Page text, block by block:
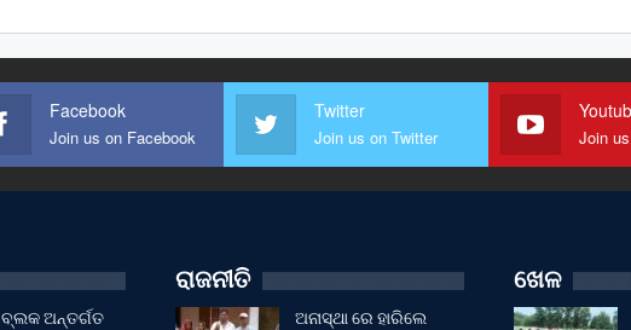
Facebook
Join us on Facebook
Twitter
Join us on Twitter Join
ଅନ୍ତର୍ଗତ
ରାଜନୀତି
ଅନାସ୍ଥା ରେ ହାରିଲେ
ଖେଳ